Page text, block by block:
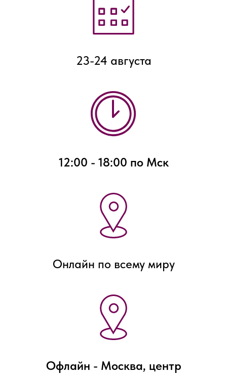
23-24 августа
12:00 - 18:00 по Мск
Онлайн по всему миру
Офлайн - Москва, центр